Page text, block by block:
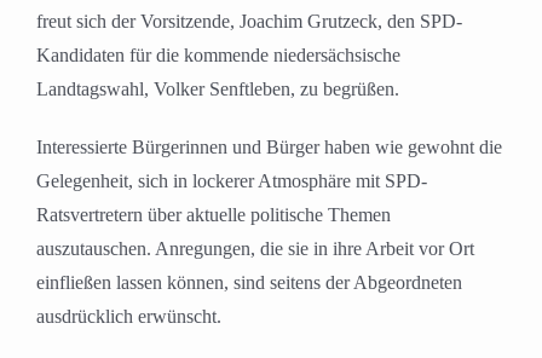
freut sich der Vorsitzende, Joachim Grutzeck, den SPD-
Kandidaten für die kommende niedersächsische
Landtagswahl, Volker Senftleben, zu begrüßen.
Interessierte Bürgerinnen und Bürger haben wie gewohnt die
Gelegenheit, sich in lockerer Atmosphäre mit SPD-
Ratsvertretern über aktuelle politische Themen
auszutauschen. Anregungen, die sie in ihre Arbeit vor Ort
einfließen lassen können, sind seitens der Abgeordneten
ausdrücklich erwünscht.